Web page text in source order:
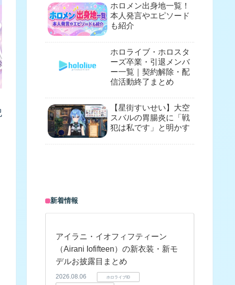
ホロメン出身地一覧！
本人発言やエピソード
も紹介
ホロライブ・ホロスタ
ーズ卒業・引退メンバ
ー一覧｜契約解除・配
信活動終了まとめ
【星街すいせい】大空
スバルの胃腸炎に「戦
犯は私です」と明かす
新着情報
アイラニ・イオフィフティーン
（Airani Iofifteen）の新衣装・新モ
デルお披露目まとめ
2026.08.06 ホロライブID